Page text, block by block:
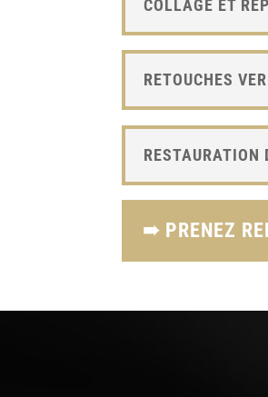
COLLAGE ET
RETOUCHES
RESTAURATION
➠ PRENEZ